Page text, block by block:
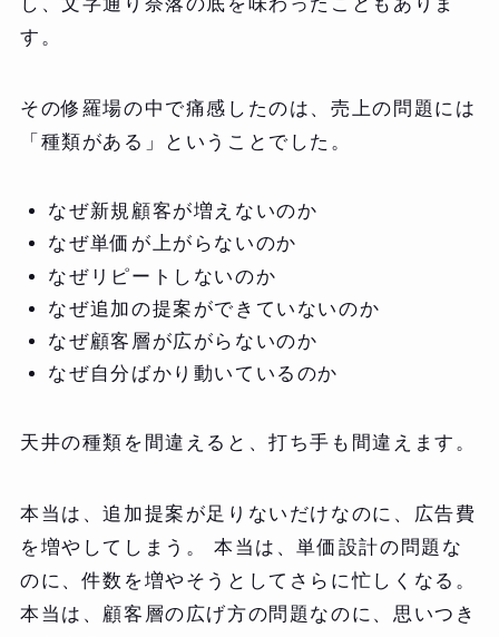
す。
その修羅場の中で痛感したのは、売上の問題には
「種類がある」ということでした。
なぜ新規顧客が増えないのか
なぜ単価が上がらないのか
なぜリピートしないのか
なぜ追加の提案ができていないのか
なぜ顧客層が広がらないのか
なぜ自分ばかり動いているのか
天井の種類を間違えると、打ち手も間違えます。
本当は、追加提案が足りないだけなのに、広告費
を増やしてしまう。 本当は、単価設計の問題な
のに、件数を増やそうとしてさらに忙しくなる。
本当は、顧客層の広げ方の問題なのに、思いつき